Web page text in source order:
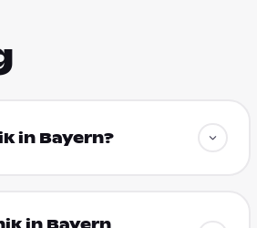
in Bayern?